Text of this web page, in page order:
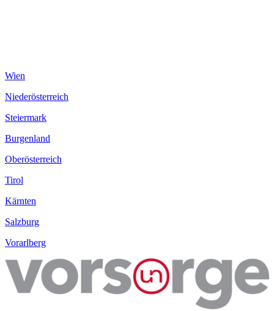
Wien
Niederösterreich
Steiermark
Burgenland
Oberösterreich
Tirol
Kärnten
Salzburg
Vorarlberg